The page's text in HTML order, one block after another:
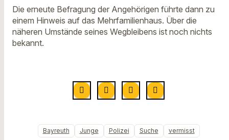
Die erneute Befragung der Angehörigen führte dann zu
einem Hinweis auf das Mehrfamilienhaus. Über die
näheren Umstände seines Wegbleibens ist noch nichts
bekannt.
Bayreuth Junge Polizei Suche vermisst